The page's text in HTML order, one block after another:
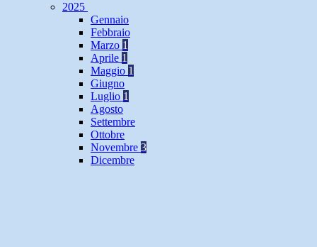
2025
Gennaio
Febbraio
Marzo 1
Aprile 1
Maggio 1
Giugno
Luglio 1
Agosto
Settembre
Ottobre
Novembre 3
Dicembre